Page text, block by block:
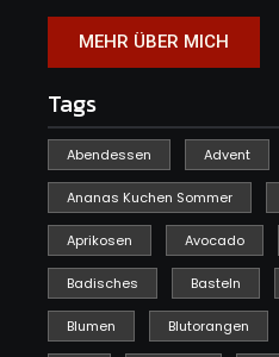
MEHR ÜBER MICH
Tags
Abendessen Advent
Ananas Kuchen Sommer
Aprikosen Avocado
Badisches Basteln
Blumen Blutorangen